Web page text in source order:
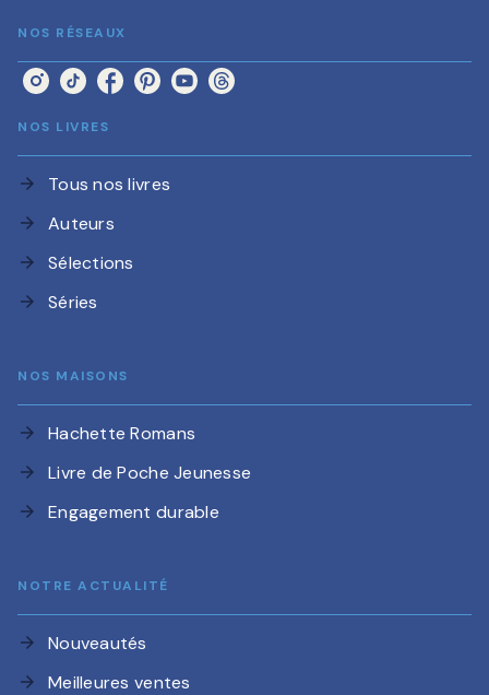
NOS RÉSEAUX
NOS LIVRES
arrow_forward Tous nos livres
arrow_forward Auteurs
arrow_forward Sélections
arrow_forward Séries
NOS MAISONS
arrow_forward Hachette Romans
arrow_forward Livre de Poche Jeunesse
arrow_forward Engagement durable
NOTRE ACTUALITÉ
arrow_forward Nouveautés
arrow_forward Meilleures ventes